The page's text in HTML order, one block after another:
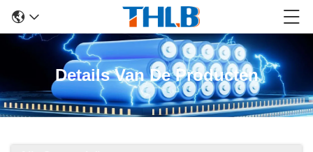
Details Van De Producten